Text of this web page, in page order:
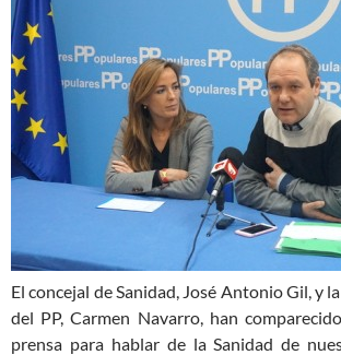
El concejal de Sanidad, José Antonio Gil, y
del PP, Carmen Navarro, han
prensa para hablar de la Sanidad de